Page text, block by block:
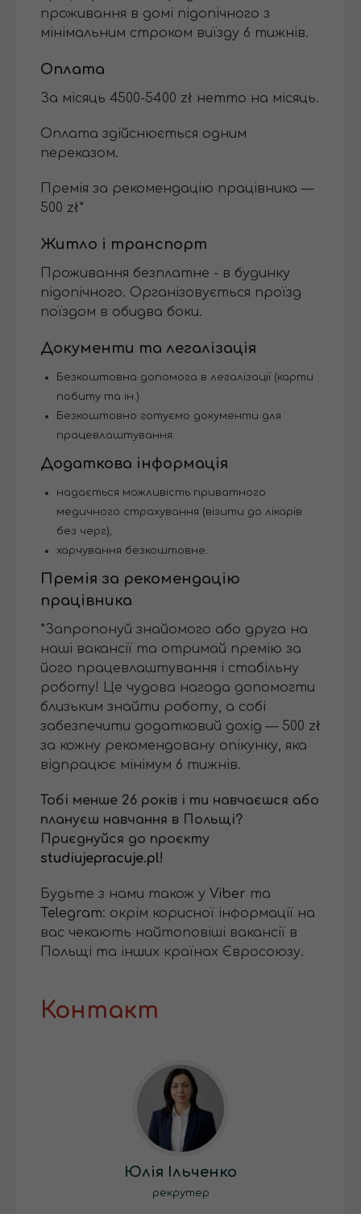
проживання в домі підопічного з
мінімальним строком виїзду 6 тижнів.
Оплата
За місяць 4500-5400 zł нетто на місяць.
Оплата здійснюється одним
переказом.
Премія за рекомендацію працівника —
500 zł*
Житло і транспорт
Проживання безплатне - в будинку
підопічного. Організовується проїзд
поїздом в обидва боки.
Документи та легалізація
Безкоштовна допомога в легалізації (карти
побиту та ін.).
Безкоштовно готуємо документи для
працевлаштування.
Додаткова інформація
надається можливість приватного
медичного страхування (візити до лікарів
без черг),
харчування безкоштовне.
Премія за рекомендацію
працівника
*Запропонуй знайомого або друга на
наші вакансії та отримай премію за
його працевлаштування і стабільну
роботу! Це чудова нагода допомогти
близьким знайти роботу, а собі
забезпечити додатковий дохід — 500 zł
за кожну рекомендовану опікунку, яка
відпрацює мінімум 6 тижнів.
Тобі менше 26 років і ти навчаєшся або
плануєш навчання в Польщі?
Приєднуйся до проєкту
studiujepracuje.pl!
Будьте з нами також у Viber та
Telegram: окрім корисної інформації на
вас чекають найтоповіші вакансії в
Польщі та інших країнах Євросоюзу.
Контакт
Юлія Ільченко
рекрутер